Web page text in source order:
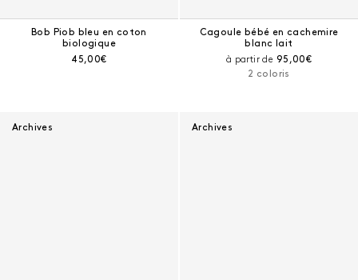
Bob Piob bleu en coton
biologique
Prix courant :
45,00€
Cagoule bébé en cachemire
blanc lait
à partir de Prix courant :
95,00€
2 coloris
Archives Archives